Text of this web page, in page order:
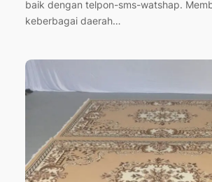
baik dengan telpon-sms-watshap.
keberbagai daerah…